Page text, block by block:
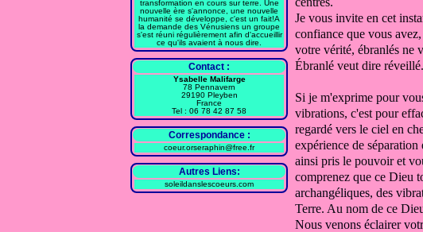
transformation en cours sur terre. Une
nouvelle ère s'annonce, une nouvelle
humanité se développe, c'est un fait!A
la demande des Vénusiens un groupe
s'est réuni régulièrement afin d'accueillir
ce qu'ils avaient à nous dire.
Contact :
Ysabelle Malifarge
78 Pennavern
29190 Pleyben
France
Tel : 06 78 42 87 58
Correspondance :
coeur.orseraphin@free.fr
Autres Liens:
soleildanslescoeurs.com
Je vous invite en cet
confiance que vous
votre vérité, ébranlés ne
Ébranlé veut dire réveillé.
Si je m'exprime pour
vibrations, c'est pour
regardé vers le ciel en
expérience de séparation
ainsi pris le pouvoiret
comprenez que ce Dieu
archangéliques, des
Terre. Au nom de ce
Nous venons éclairer